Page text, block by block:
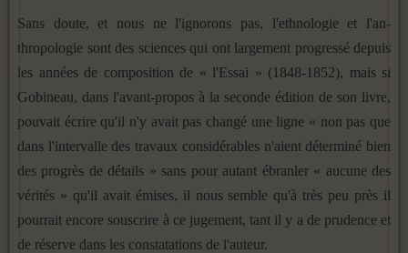
Sans doute, et nous ne l'ignorons pas, l'ethnologie et l'an­
thropologie sont des sciences qui ont largement progressé de­puis
les années de composition de « l'Essai » (1848-1852), mais si
Gobineau, dans l'avant-propos à la seconde édition de son livre,
pouvait écrire qu'il n'y avait pas changé une ligne « non pas que
dans l'intervalle des travaux considérables n'aient dé­terminé bien
des progrès de détails » sans pour autant ébran­ler « aucune des
vérités » qu'il avait émises, il nous semble qu'à très peu près il
pourrait encore souscrire à ce jugement, tant il y a de prudence et
de réserve dans les constatations de l'auteur.